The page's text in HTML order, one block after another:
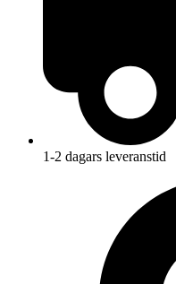
1-2 dagars leveranstid